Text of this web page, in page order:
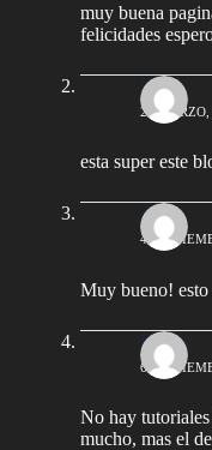
muy buena
felicidades
lez
25
esta super este
Areez
4
Muy bueno!
Luises
6
No hay tutoriales
mucho, mas el